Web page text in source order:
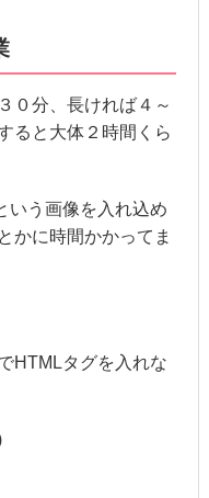
０分、長ければ４～
ると大体２時間くら
いう画像を入れ込め
かに時間かかってま
HTMLタグを入れな